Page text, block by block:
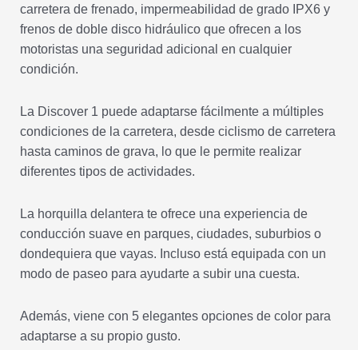
carretera de frenado, impermeabilidad de grado IPX6 y
frenos de doble disco hidráulico que ofrecen a los
motoristas una seguridad adicional en cualquier
condición.
La Discover 1 puede adaptarse fácilmente a múltiples
condiciones de la carretera, desde ciclismo de carretera
hasta caminos de grava, lo que le permite realizar
diferentes tipos de actividades.
La horquilla delantera te ofrece una experiencia de
conducción suave en parques, ciudades, suburbios o
dondequiera que vayas. Incluso está equipada con un
modo de paseo para ayudarte a subir una cuesta.
Además, viene con 5 elegantes opciones de color para
adaptarse a su propio gusto.